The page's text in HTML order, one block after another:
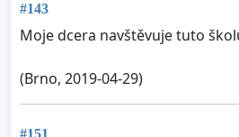
#143
Moje dcera navštěvuje tuto
(Brno, 2019-04-29)